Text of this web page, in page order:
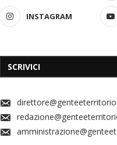
INSTAGRAM
SCRIVICI